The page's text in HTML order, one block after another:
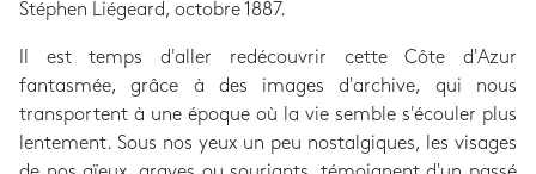
Stéphen Liégeard, octobre 1887.
Il est temps d'aller redécouvrir cette Côte d'Azur
fantasmée, grâce à des images d'archive, qui nous
transportent à une époque où la vie semble s'écouler plus
lentement. Sous nos yeux un peu nostalgiques, les visages